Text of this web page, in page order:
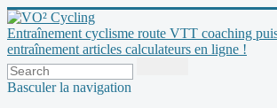
Entraînement cyclisme route VTT coaching
entraînement articles calculateurs en ligne !
Basculer la navigation